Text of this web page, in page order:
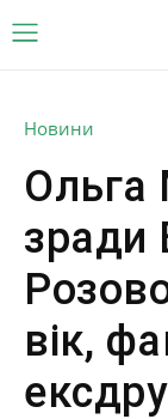
Новини
Ольга
зради
вік,